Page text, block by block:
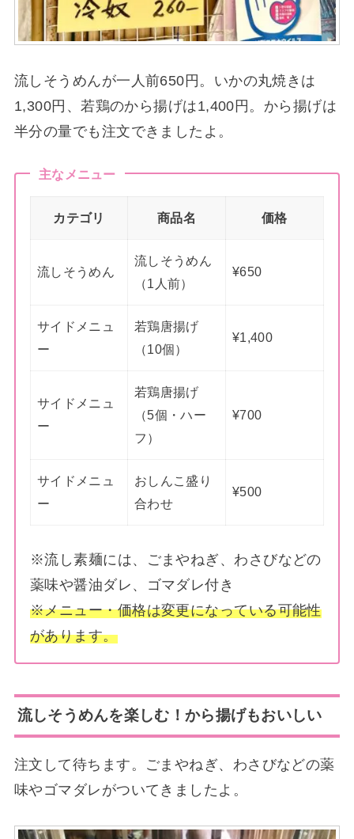
流しそうめんが一人前650円。いかの丸焼きは
1,300円、若鶏のから揚げは1,400円。から揚げは
半分の量でも注文できましたよ。
主なメニュー
カテゴリ 商品名 価格
流しそうめん
流しそうめん
（1人前）
¥650
サイドメニュ
ー
若鶏唐揚げ
（10個）
¥1,400
サイドメニュ
ー
若鶏唐揚げ
（5個・ハー
フ）
¥700
サイドメニュ
ー
おしんこ盛り
合わせ
¥500
※流し素麺には、ごまやねぎ、わさびなどの
薬味や醤油ダレ、ゴマダレ付き
※メニュー・価格は変更になっている可能性
があります。
流しそうめんを楽しむ！から揚げもおいしい
注文して待ちます。ごまやねぎ、わさびなどの薬
味やゴマダレがついてきましたよ。